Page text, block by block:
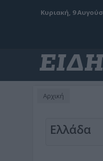
Κυριακή, 9
Αρχική
Ελλάδα